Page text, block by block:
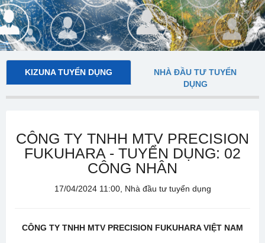
KIZUNA TUYỂN DỤNG
NHÀ ĐẦU TƯ TUYỂN
DỤNG
CÔNG TY TNHH MTV PRECISION
FUKUHARA - TUYỂN DỤNG: 02
CÔNG NHÂN
17/04/2024 11:00, Nhà đầu tư tuyển dụng
CÔNG TY TNHH MTV PRECISION FUKUHARA VIỆT NAM